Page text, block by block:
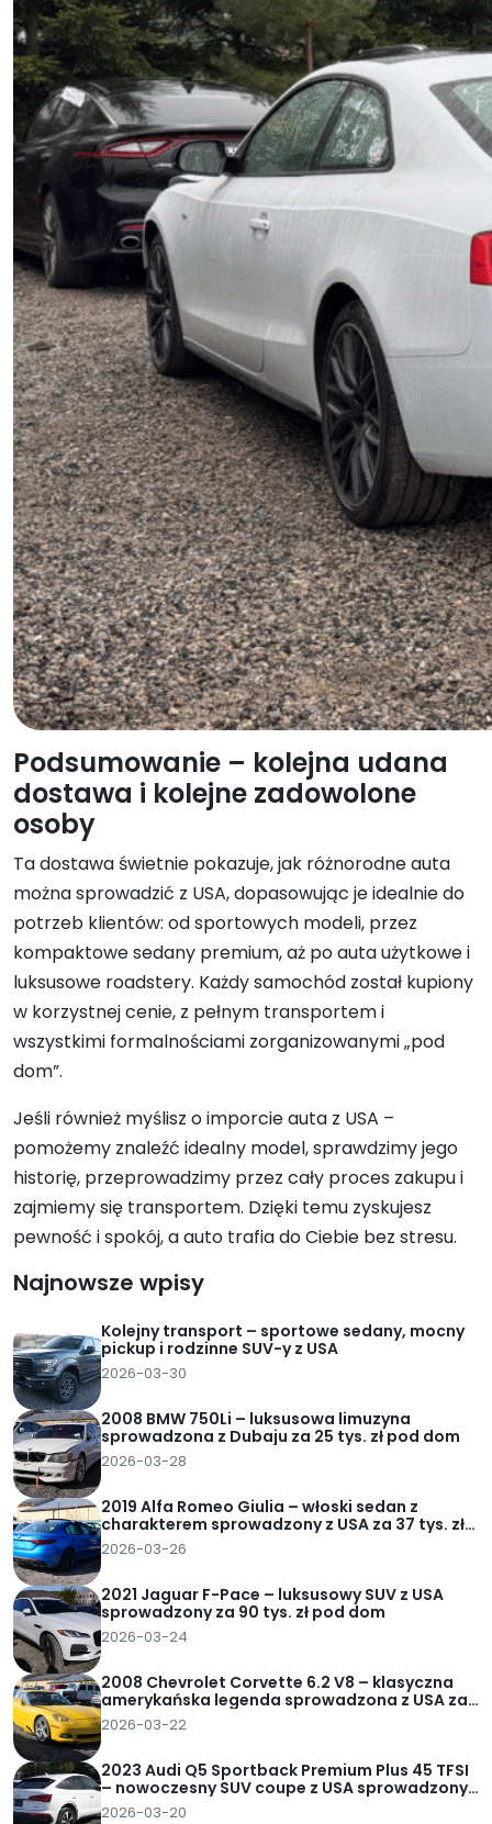
Podsumowanie – kolejna udana
dostawa i kolejne zadowolone
osoby
Ta dostawa świetnie pokazuje, jak różnorodne auta
można sprowadzić z USA, dopasowując je idealnie do
potrzeb klientów: od sportowych modeli, przez
kompaktowe sedany premium, aż po auta użytkowe i
luksusowe roadstery. Każdy samochód został kupiony
w korzystnej cenie, z pełnym transportem i
wszystkimi formalnościami zorganizowanymi „pod
dom”.
Jeśli również myślisz o imporcie auta z USA –
pomożemy znaleźć idealny model, sprawdzimy jego
historię, przeprowadzimy przez cały proces zakupu i
zajmiemy się transportem. Dzięki temu zyskujesz
pewność i spokój, a auto trafia do Ciebie bez stresu.
Najnowsze wpisy
Kolejny transport – sportowe sedany, mocny
pickup i rodzinne SUV-y z USA
2026-03-30
2008 BMW 750Li – luksusowa limuzyna
sprowadzona z Dubaju za 25 tys. zł pod dom
2026-03-28
2019 Alfa Romeo Giulia – włoski sedan z
charakterem sprowadzony z USA za 37 tys. zł
pod dom
2026-03-26
2021 Jaguar F-Pace – luksusowy SUV z USA
sprowadzony za 90 tys. zł pod dom
2026-03-24
2008 Chevrolet Corvette 6.2 V8 – klasyczna
amerykańska legenda sprowadzona z USA za
62 tys. zł pod dom
2026-03-22
2023 Audi Q5 Sportback Premium Plus 45 TFSI
– nowoczesny SUV coupe z USA sprowadzony
za 95 tys. zł pod dom
2026-03-20